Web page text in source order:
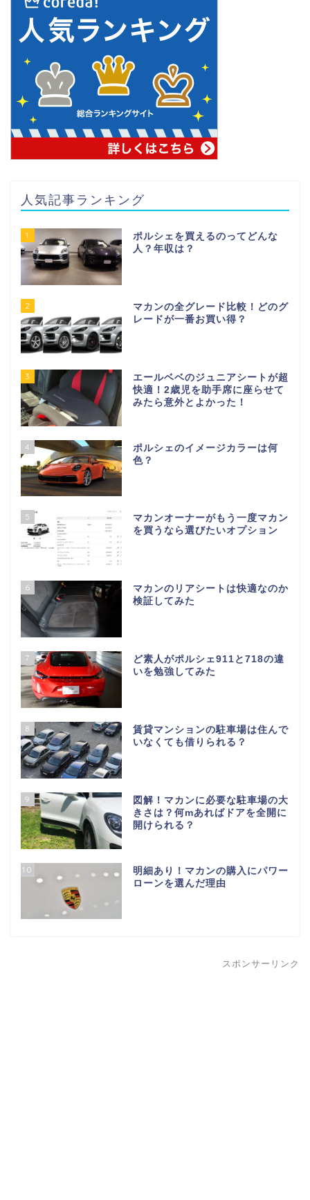
人気記事ランキング
1
ポルシェを買えるのってどんな
人？年収は？
2
マカンの全グレード比較！どのグ
レードが一番お買い得？
3
エールベベのジュニアシートが超
快適！2歳児を助手席に座らせて
みたら意外とよかった！
4
ポルシェのイメージカラーは何
色？
5
マカンオーナーがもう一度マカン
を買うなら選びたいオプション
6
マカンのリアシートは快適なのか
検証してみた
7
ど素人がポルシェ911と718の違
いを勉強してみた
8
賃貸マンションの駐車場は住んで
いなくても借りられる？
9
図解！マカンに必要な駐車場の大
きさは？何mあればドアを全開に
開けられる？
10
明細あり！マカンの購入にパワー
ローンを選んだ理由
スポンサーリンク